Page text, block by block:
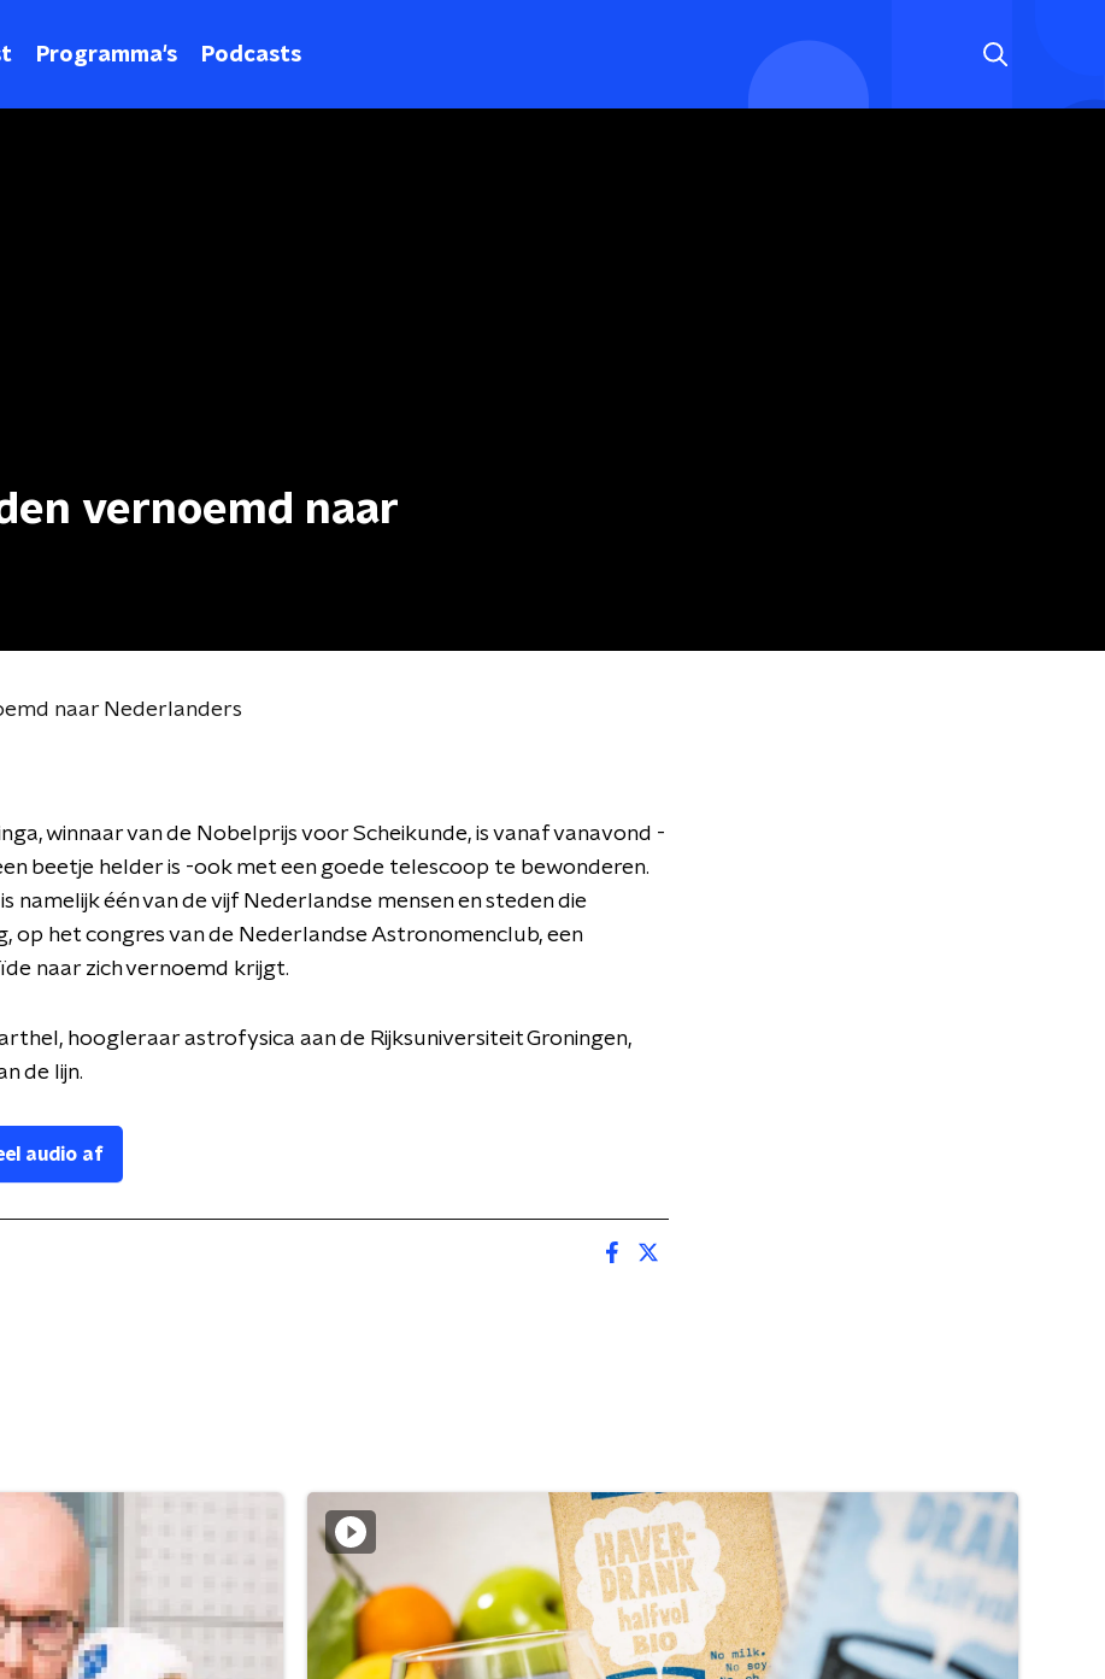
Programma's Podcasts
vernoemd naar
naar Nederlanders
winnaar van de Nobelprijs voor Scheikunde, is vanaf vanavond -
beetje helder is -ook met een goede telescoop te bewonderen.
namelijk één van de vijf Nederlandse mensen en steden die
op het congres van de Nederlandse Astronomenclub, een
naar zich vernoemd krijgt.
hoogleraar astrofysica aan de Rijksuniversiteit Groningen,
de lijn.
audio af